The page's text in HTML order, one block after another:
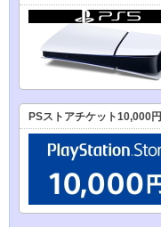
PSストアチケット10,000円